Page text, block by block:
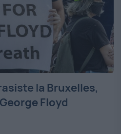
la Bruxelles,
Floyd